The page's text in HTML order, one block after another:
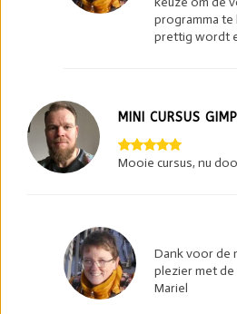
programma te
prettig wordt
MINI CURSUS
Mooie cursus, nu
Dank voor de
plezier met
Mariel